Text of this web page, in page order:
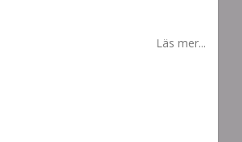
Läs mer...